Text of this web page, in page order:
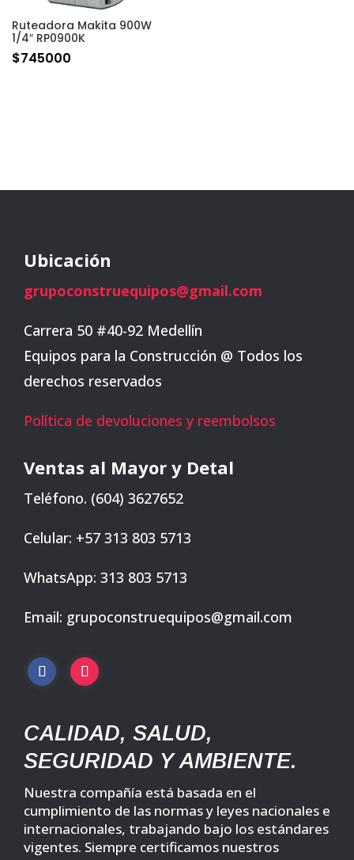
Ruteadora Makita 900W
1/4″ RP0900K
$745000
Ubicación
grupoconstruequipos@gmail.com
Carrera 50 #40-92 Medellín
Equipos para la Construcción @ Todos los
derechos reservados
Política de devoluciones y reembolsos
Ventas al Mayor y Detal
Teléfono. (604) 3627652
Celular: +57 313 803 5713
WhatsApp: 313 803 5713
Email: grupoconstruequipos@gmail.com
CALIDAD, SALUD,
SEGURIDAD Y AMBIENTE.
Nuestra compañía está basada en el
cumplimiento de las normas y leyes nacionales e
internacionales, trabajando bajo los estándares
vigentes. Siempre certificamos nuestros